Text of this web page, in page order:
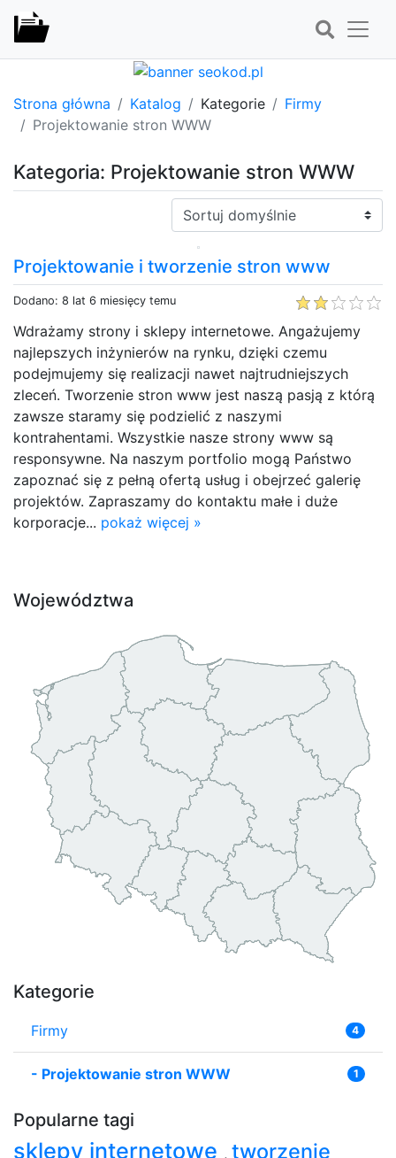
Strona główna Katalog Kategorie
Firmy
Projektowanie stron WWW
Kategoria: Projektowanie stron WWW
Sortuj:
Projektowanie i tworzenie stron www
Dodano: 8 lat 6 miesięcy temu
Wdrażamy strony i sklepy internetowe. Angażujemy
najlepszych inżynierów na rynku, dzięki czemu
podejmujemy się realizacji nawet najtrudniejszych
zleceń. Tworzenie stron www jest naszą pasją z którą
zawsze staramy się podzielić z naszymi
kontrahentami. Wszystkie nasze strony www są
responsywne. Na naszym portfolio mogą Państwo
zapoznać się z pełną ofertą usług i obejrzeć galerię
projektów. Zapraszamy do kontaktu małe i duże
korporacje... pokaż więcej »
Województwa
Kategorie
Firmy 4
- Projektowanie stron WWW 1
Popularne tagi
sklepy internetowe , tworzenie